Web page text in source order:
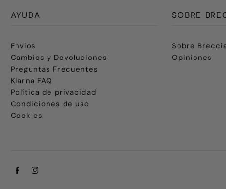
AYUDA
Envíos
Cambios y Devoluciones
Preguntas Frecuentes
Klarna FAQ
Política de privacidad
Condiciones de uso
Cookies
SOBRE
Sobre
Opiniones